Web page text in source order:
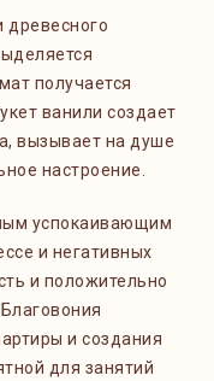
древесного
получается
ванили создает
вызывает на душе
настроение.
успокаивающим
и негативных
и положительно
и создания
для занятий